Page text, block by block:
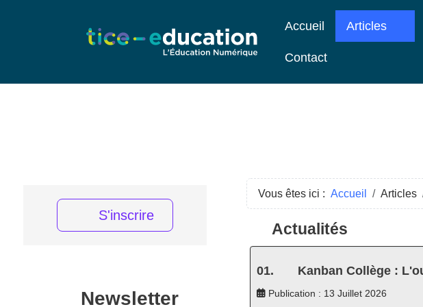
Accueil Articles
Contact
S'inscrire
Newsletter
Vous êtes ici : Accueil Articles
Actualités
Kanban Collège :
Publication : 13 Juillet 2026